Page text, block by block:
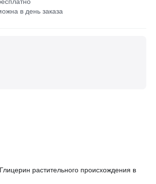
в день заказа
растительного происхождения в